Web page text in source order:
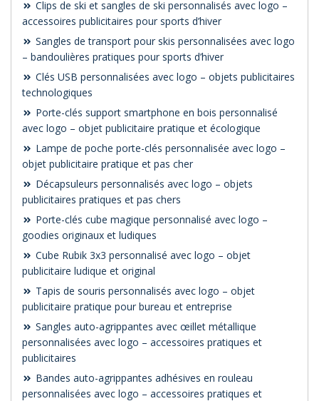
Clips de ski et sangles de ski personnalisés avec logo –
accessoires publicitaires pour sports d’hiver
Sangles de transport pour skis personnalisées avec logo
– bandoulières pratiques pour sports d’hiver
Clés USB personnalisées avec logo – objets publicitaires
technologiques
Porte-clés support smartphone en bois personnalisé
avec logo – objet publicitaire pratique et écologique
Lampe de poche porte-clés personnalisée avec logo –
objet publicitaire pratique et pas cher
Décapsuleurs personnalisés avec logo – objets
publicitaires pratiques et pas chers
Porte-clés cube magique personnalisé avec logo –
goodies originaux et ludiques
Cube Rubik 3x3 personnalisé avec logo – objet
publicitaire ludique et original
Tapis de souris personnalisés avec logo – objet
publicitaire pratique pour bureau et entreprise
Sangles auto-agrippantes avec œillet métallique
personnalisées avec logo – accessoires pratiques et
publicitaires
Bandes auto-agrippantes adhésives en rouleau
personnalisées avec logo – accessoires pratiques et